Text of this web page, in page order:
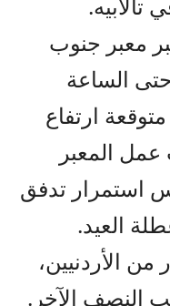
تالابيه.
معبر جنوب
الساعة
4,340 زائرًا، متوقعة ارتفاع
المعبر
استمرار تدفق
العيد.
الأردنيين،
النصف الآخر.